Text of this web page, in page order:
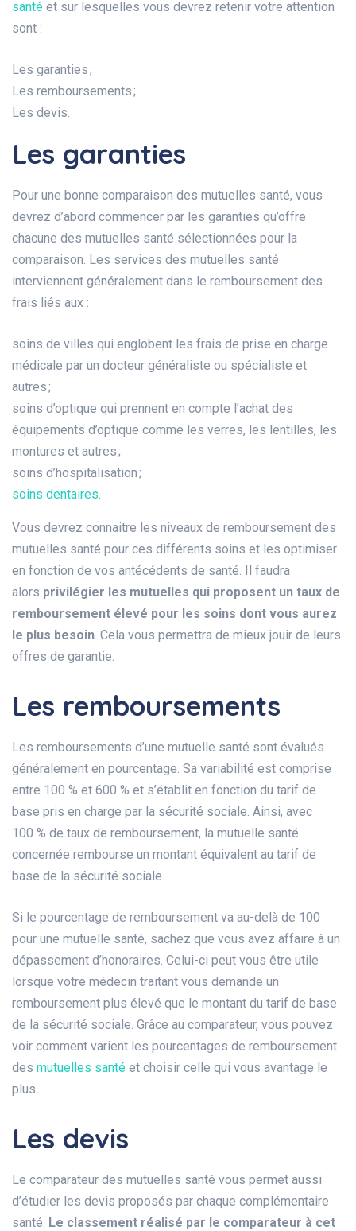
santé et sur lesquelles vous devrez retenir votre attention
sont :
Les garanties ;
Les remboursements ;
Les devis.
Les garanties
Pour une bonne comparaison des mutuelles santé, vous
devrez d’abord commencer par les garanties qu’offre
chacune des mutuelles santé sélectionnées pour la
comparaison. Les services des mutuelles santé
interviennent généralement dans le remboursement des
frais liés aux :
soins de villes qui englobent les frais de prise en charge
médicale par un docteur généraliste ou spécialiste et
autres ;
soins d’optique qui prennent en compte l’achat des
équipements d’optique comme les verres, les lentilles, les
montures et autres ;
soins d’hospitalisation ;
soins dentaires
Vous devrez connaitre les niveaux de remboursement des
mutuelles santé pour ces différents soins et les optimiser
en fonction de vos antécédents de santé. Il faudra
alors privilégier les mutuelles qui proposent un taux de
remboursement élevé pour les soins dont vous aurez
le plus besoin . Cela vous permettra de mieux jouir de leurs
offres de garantie.
Les remboursements
Les remboursements d’une mutuelle santé sont évalués
généralement en pourcentage. Sa variabilité est comprise
entre 100 % et 600 % et s’établit en fonction du tarif de
base pris en charge par la sécurité sociale. Ainsi, avec
100 % de taux de remboursement, la mutuelle santé
concernée rembourse un montant équivalent au tarif de
base de la sécurité sociale.
Si le pourcentage de remboursement va au-delà de 100
pour une mutuelle santé, sachez que vous avez affaire à un
dépassement d’honoraires. Celui-ci peut vous être utile
lorsque votre médecin traitant vous demande un
remboursement plus élevé que le montant du tarif de base
de la sécurité sociale. Grâce au comparateur, vous pouvez
voir comment varient les pourcentages de remboursement
des mutuelles santé et choisir celle qui vous avantage le
plus.
Les devis
Le comparateur des mutuelles santé vous permet aussi
d’étudier les devis proposés par chaque complémentaire
santé. Le classement réalisé par le comparateur à cet